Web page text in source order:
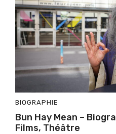
BIOGRAPHIE
Bun Hay Mean –
Films, Théâtre